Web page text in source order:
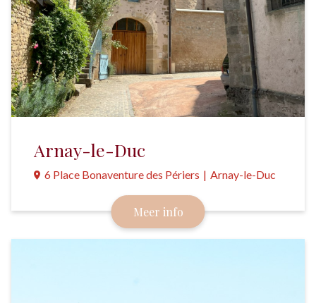
Arnay-le-Duc
6 Place Bonaventure des Périers | Arnay-le-Duc
Ligt al eeuwenlang aan belangrijke doorgaande
routes en is een aangename halteplaats.
Meer info